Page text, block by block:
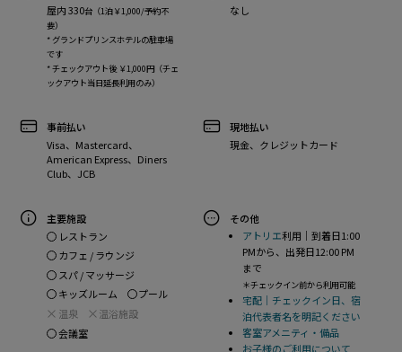
屋内 330台（1泊￥1,000/予約不
要）
* グランドプリンスホテルの駐車場
です
* チェックアウト後 ￥1,000円（チェ
ックアウト当日延長利用のみ）
なし
事前払い
Visa、Mastercard、
American Express、Diners
Club、JCB
現地払い
現金、クレジットカード
主要施設
レストラン
カフェ / ラウンジ
スパ / マッサージ
キッズルーム
プール
温泉
温浴施設
会議室
その他
アトリエ利用｜到着日1:00
PMから、出発日12:00 PM
まで
＊チェックイン前から利用可能
宅配｜チェックイン日、宿
泊代表者名を明記ください
客室アメニティ・備品
お子様のご利用について